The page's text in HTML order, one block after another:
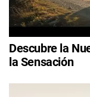
Descubre la
la Sensación